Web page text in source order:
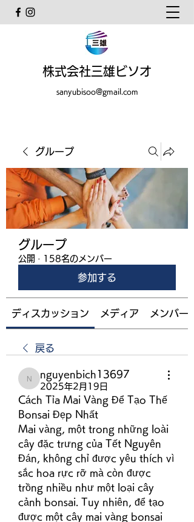
株式会社三雄ビソオ
sanyubisoo@gmail.com
グループ
グループ
公開 · 158名のメンバー
参加する
ディスカッション メディア メンバー
戻る
nguyenbich13697
nguyenbich13697
2025年2月19日
Cách Tỉa Mai Vàng Để Tạo Thế
Bonsai Đẹp Nhất
Mai vàng, một trong những loài
cây đặc trưng của Tết Nguyên
Đán, không chỉ được yêu thích vì
sắc hoa rực rỡ mà còn được
trồng nhiều như một loại cây
cảnh bonsai. Tuy nhiên, để tạo
được một cây mai vàng bonsai